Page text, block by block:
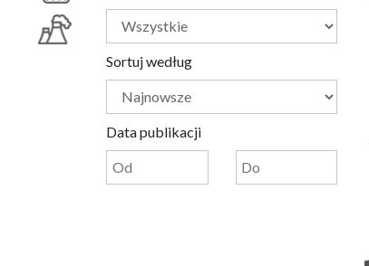
Sortuj według
Data publikacji